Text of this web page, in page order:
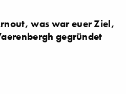
was war euer Ziel,
gegründet